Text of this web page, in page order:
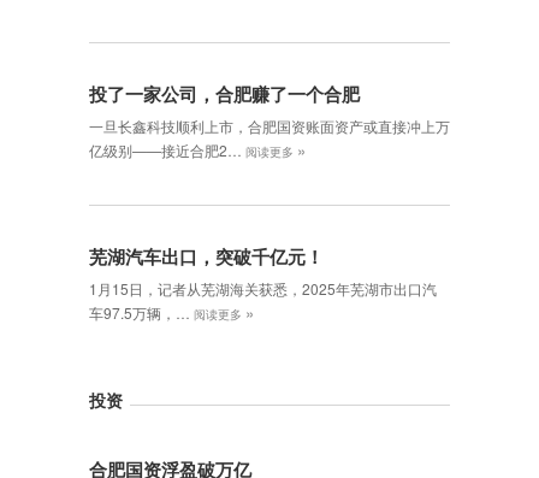
投了一家公司，合肥赚了一个合肥
一旦长鑫科技顺利上市，合肥国资账面资产或直接冲上万
亿级别——接近合肥2…
阅读更多 »
芜湖汽车出口，突破千亿元！
1月15日，记者从芜湖海关获悉，2025年芜湖市出口汽
车97.5万辆，…
阅读更多 »
投资
合肥国资浮盈破万亿